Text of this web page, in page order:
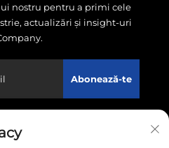
nostru pentru a primi cele
actualizări și insight-uri
Abonează-te
Linxin Electronics Co., LTD.